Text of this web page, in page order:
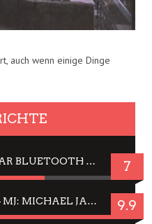
auch wenn einige Dinge
JBL TUNE 720BT: OVER EAR BLUETOOTH KOPFHÖRER UM DIE 50,-€ IM DAUER-TEST 7
WEGEN DES ERFOLGES – MJ: MICHAEL JACKSON MUSICAL IN EINER MATINEE SEHEN 9.9